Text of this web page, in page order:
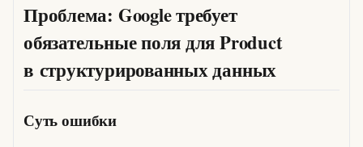
Проблема: Google требует
обязательные поля для Product
в структурированных данных
Суть ошибки